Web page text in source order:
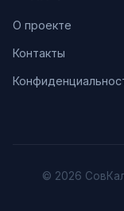
О проекте
Контакты
© 2026